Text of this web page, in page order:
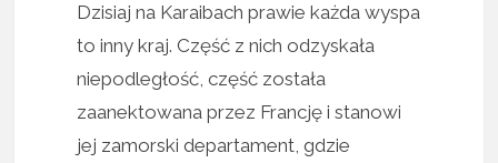
Dzisiaj na Karaibach prawie każda wyspa
to inny kraj. Część z nich odzyskała
niepodległość, część została
zaanektowana przez Francję i stanowi
jej zamorski departament, gdzie